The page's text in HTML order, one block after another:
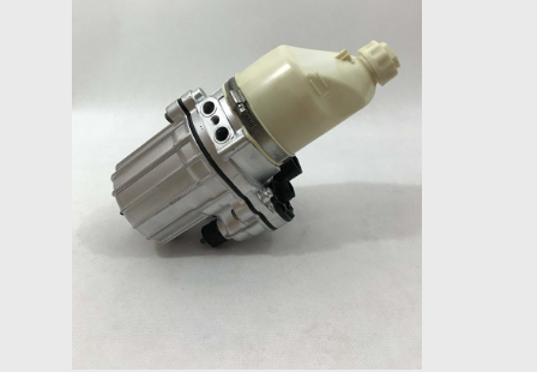
MAZDA
MULTIMEDIJA
MERCEDES-BENZ
KOMFORTNAELEKTRONIKA